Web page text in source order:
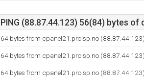
PING (88.87.44.123) 56(84) bytes of
64 bytes from cpanel21.proisp.no
64 bytes from cpanel21.proisp.no
64 bytes from cpanel21.proisp.no